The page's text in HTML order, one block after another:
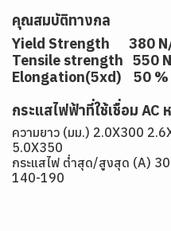
คุณสมบัติทางกล
Yield Strength 380
Tensile strength 550
Elongation(5xd) 50 %
กระแสไฟฟ้าที่ใช้เชื่อม AC
ความยาว (มม.) 2.0X300
5.0X350
กระแสไฟ ต่ำสุด/สูงสุด (A)
140-190